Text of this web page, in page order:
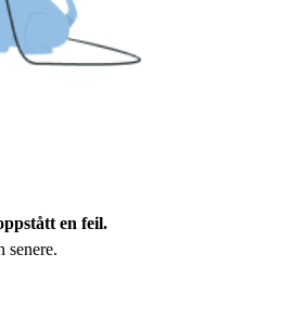
en feil.
senere.